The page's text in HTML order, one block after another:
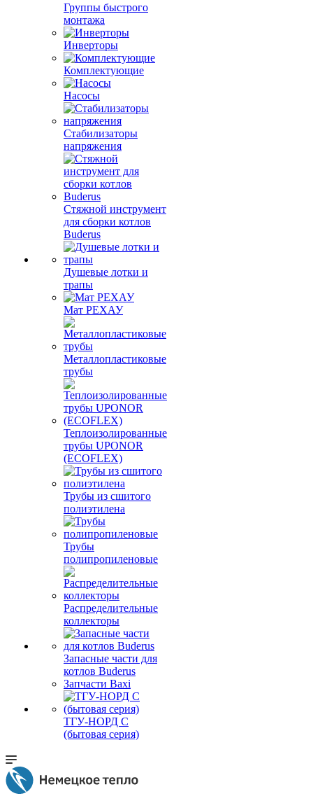
Группы быстрого
монтажа
Инверторы
Комплектующие
Насосы
Стабилизаторы
напряжения
Стяжной инструмент
для сборки котлов
Buderus
Душевые лотки и
трапы
Мат РЕХАУ
Металлопластиковые
трубы
Теплоизолированные
трубы UPONOR
(ECOFLEX)
Трубы из сшитого
полиэтилена
Трубы
полипропиленовые
Распределительные
коллекторы
Запасные части для
котлов Buderus
Запчасти Baxi
ТГУ-НОРД С
(бытовая серия)